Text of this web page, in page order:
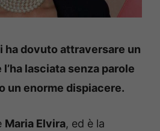
ha dovuto attraversare un
lasciata senza parole
un enorme dispiacere.
Maria Elvira, ed è la